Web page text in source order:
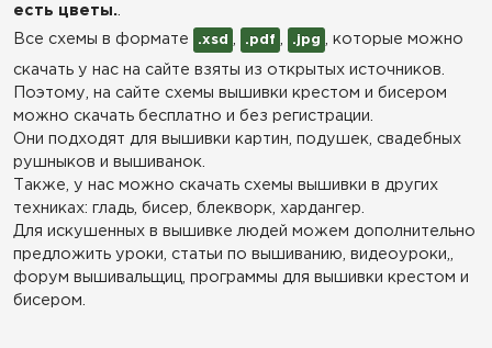
есть цветы.
Все схемы в формате
.xsd .pdf .jpg , которые можно
скачать у нас на сайте взяты из открытых источников.
Поэтому, на сайте схемы вышивки крестом и бисером
можно скачать бесплатно и без регистрации.
Они подходят для вышивки картин, подушек, свадебных
рушныков и вышиванок.
Также, у нас можно скачать схемы вышивки в других
техниках: гладь, бисер, блекворк, хардангер.
Для искушенных в вышивке людей можем дополнительно
предложить уроки, статьи по вышиванию, видеоуроки,,
форум вышивальщиц, программы для вышивки крестом и
бисером.